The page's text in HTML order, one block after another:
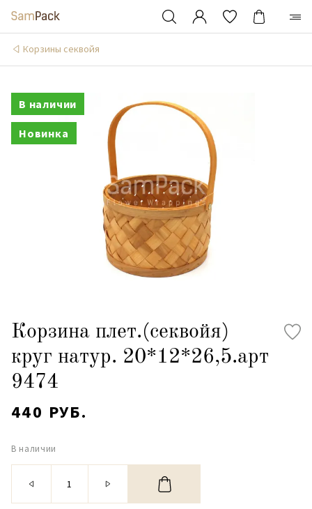
Корзины секвойя
В наличии
Новинка
Корзина плет.(секвойя)
круг натур. 20*12*26,5.арт
9474
440 РУБ.
В наличии